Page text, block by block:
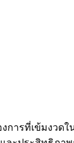
ารที่เข้มงวด